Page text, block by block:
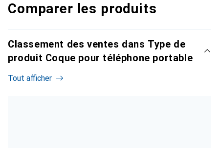
Comparer les produits
Classement des ventes dans Type de
produit Coque pour téléphone portable
Tout afficher